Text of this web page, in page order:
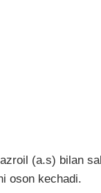
(a.s) bilan
oson kechadi.